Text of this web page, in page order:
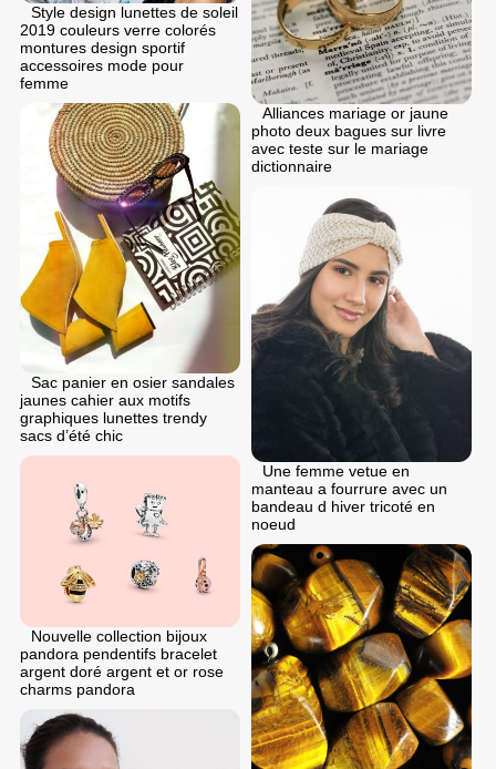
Style design lunettes de soleil
2019 couleurs verre colorés
montures design sportif
accessoires mode pour
femme
Alliances mariage or jaune
photo deux bagues sur livre
avec teste sur le mariage
dictionnaire
Sac panier en osier sandales
jaunes cahier aux motifs
graphiques lunettes trendy
sacs d’été chic
Une femme vetue en
manteau a fourrure avec un
bandeau d hiver tricoté en
noeud
Nouvelle collection bijoux
pandora pendentifs bracelet
argent doré argent et or rose
charms pandora